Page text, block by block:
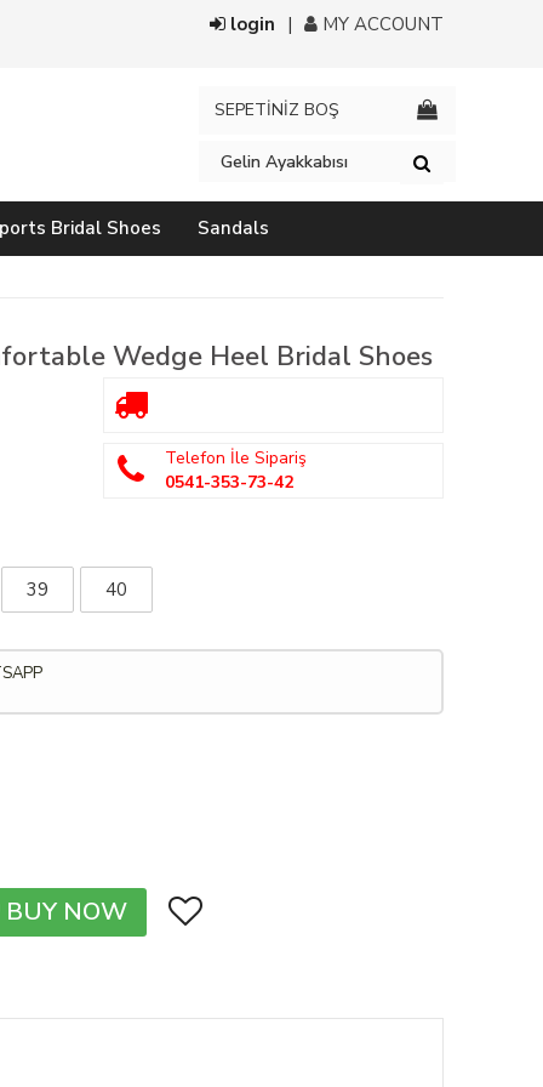
login MY ACCOUNT
SEPETİNİZ BOŞ
Bridal Shoes Sandals
Wedge Heel Bridal Shoes
39 40
BUY NOW
Telefon İle Sipariş
0541-353-73-42